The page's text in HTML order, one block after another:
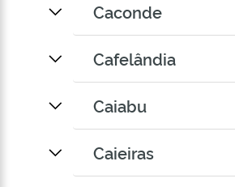
Caconde
Cafelândia
Caiabu
Caieiras